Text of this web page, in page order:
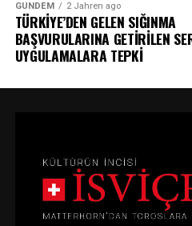
GÜNDEM 2 Jahren ago
TÜRKİYE’DEN GELEN SIĞINMA
BAŞVURULARINA GETİRİLEN
UYGULAMALARA TEPKİ